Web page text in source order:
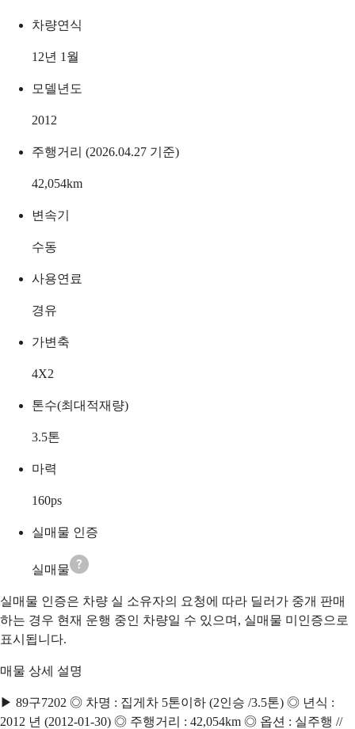
차량연식
12년 1월
모델년도
2012
주행거리 (2026.04.27 기준)
42,054km
변속기
수동
사용연료
경유
가변축
4X2
톤수(최대적재량)
3.5톤
마력
160ps
실매물 인증
실매물
실매물 인증은 차량 실 소유자의 요청에 따라 딜러가 중개 판매
하는 경우 현재 운행 중인 차량일 수 있으며, 실매물 미인증으로
표시됩니다.
매물 상세 설명
▶ 89구7202 ◎ 차명 : 집게차 5톤이하 (2인승 /3.5톤) ◎ 년식 :
2012 년 (2012-01-30) ◎ 주행거리 : 42,054km ◎ 옵션 : 실주행 //